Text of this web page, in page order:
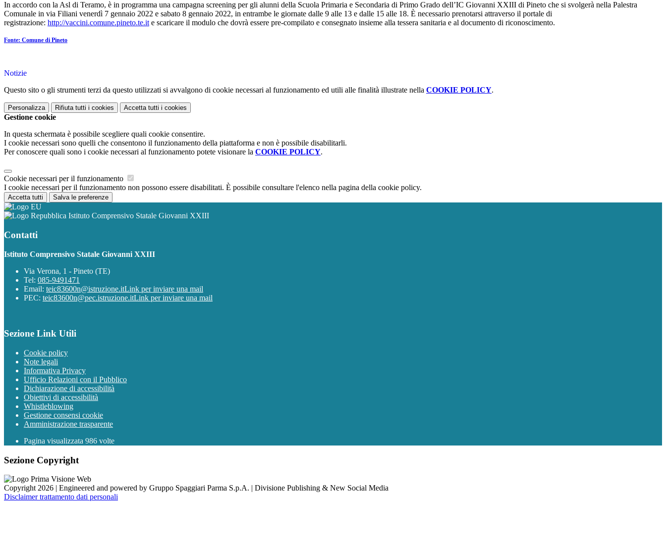
In accordo con la Asl di Teramo, è in programma una campagna screening per gli alunni della Scuola Primaria e Secondaria di Primo Grado dell’IC Giovanni XXIII di Pineto che si svolgerà nella Palestra
Comunale in via Filiani venerdì 7 gennaio 2022 e sabato 8 gennaio 2022, in entrambe le giornate dalle 9 alle 13 e dalle 15 alle 18. È necessario prenotarsi attraverso il portale di
registrazione: http://vaccini.comune.pineto.te.it e scaricare il modulo che dovrà essere pre-compilato e consegnato insieme alla tessera sanitaria e al documento di riconoscimento.
Fonte: Comune di Pineto
Notizie
Questo sito o gli strumenti terzi da questo utilizzati si avvalgono di cookie necessari al funzionamento ed utili alle finalità illustrate nella COOKIE POLICY.
Personalizza Rifiuta tutti i cookies Accetta tutti i cookies
Gestione cookie
In questa schermata è possibile scegliere quali cookie consentire.
I cookie necessari sono quelli che consentono il funzionamento della piattaforma e non è possibile disabilitarli.
Per conoscere quali sono i cookie necessari al funzionamento potete visionare la COOKIE POLICY.
Cookie necessari per il funzionamento
I cookie necessari per il funzionamento non possono essere disabilitati. È possibile consultare l'elenco nella pagina della cookie policy.
Accetta tutti Salva le preferenze
Istituto Comprensivo Statale Giovanni XXIII
Contatti
Istituto Comprensivo Statale Giovanni XXIII
Via Verona, 1 - Pineto (TE)
Tel: 085-9491471
Email: teic83600n@istruzione.itLink per inviare una mail
PEC: teic83600n@pec.istruzione.itLink per inviare una mail
Sezione Link Utili
Cookie policy
Note legali
Informativa Privacy
Ufficio Relazioni con il Pubblico
Dichiarazione di accessibilità
Obiettivi di accessibilità
Whistleblowing
Gestione consensi cookie
Amministrazione trasparente
Pagina visualizzata 986 volte
Sezione Copyright
Copyright 2026 | Engineered and powered by Gruppo Spaggiari Parma S.p.A. | Divisione Publishing & New Social Media
Disclaimer trattamento dati personali